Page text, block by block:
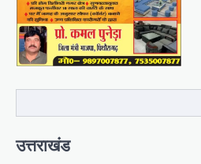
उत्तराखंड